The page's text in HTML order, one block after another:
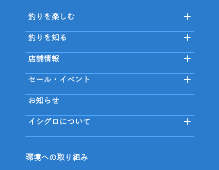
釣りを楽しむ
釣りを知る
店舗情報
セール・イベント
お知らせ
イシグロについて
環境への取り組み